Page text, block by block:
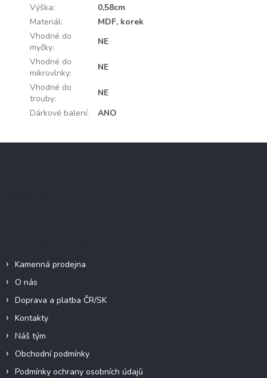
Výška:
0,58cm
Materiál:
MDF, korek
Vhodné do
myčky:
NE
Vhodné do
mikrovlnky:
NE
Vhodné do
trouby:
NE
Dárkové balení: ANO
Kamenná prodejna
O nás
Doprava a platba ČR/SK
Kontakty
Náš tým
Obchodní podmínky
Podmínky ochrany osobních údajů